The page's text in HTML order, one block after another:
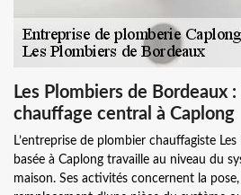
Les Plombiers de Bordeaux :
chauffage central à Caplong
L’entreprise de plombier chauffagiste
basée à Caplong travaille au niveau du
maison. Ses activités concernent la